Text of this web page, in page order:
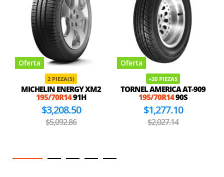
Oferta
2 PIEZA(S)
MICHELIN ENERGY XM2
195/70R1491H
$3,208.50
$5,092.86
Oferta
+20 PIEZAS
TORNEL AMERICA AT-909
195/70R1490S
$1,277.10
$2,027.14